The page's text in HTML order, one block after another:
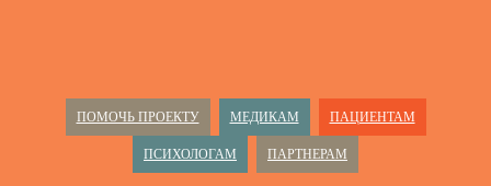
ПОМОЧЬ ПРОЕКТУ МЕДИКАМ ПАЦИЕНТАМ
ПСИХОЛОГАМ ПАРТНЕРАМ